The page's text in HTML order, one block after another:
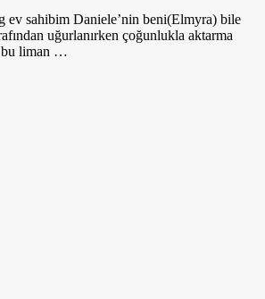
ev sahibim Daniele’nin beni(Elmyra) bile
uğurlanırken çoğunlukla aktarma
bu liman …